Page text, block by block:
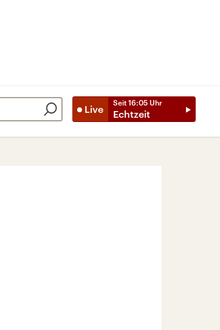
Live
Seit 16:05 Uhr
Echtzeit